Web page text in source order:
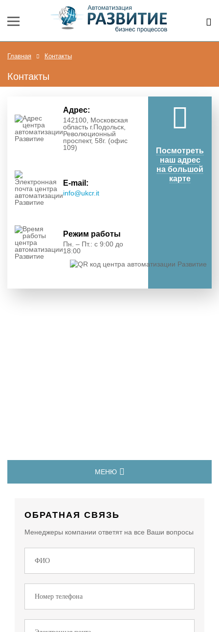
Главная Контакты
Контакты
Адрес:
142100, Московская
область г.Подольск,
Революционный
проспект, 58г. (офис
109)
E-mail:
info@ukcr.it
Режим работы
Пн. – Пт.: с 9:00 до
18:00
Посмотреть
наш адрес
на большой
карте
МЕНЮ
ОБРАТНАЯ СВЯЗЬ
Менеджеры компании ответят на все Ваши вопросы